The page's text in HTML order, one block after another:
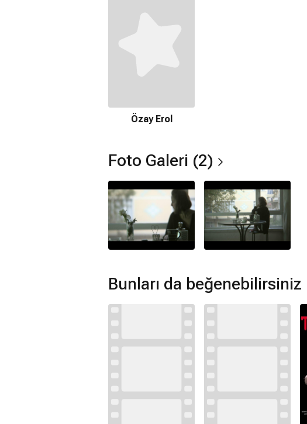
Özay Erol
Foto Galeri (2)
Bunları da beğenebilirsiniz